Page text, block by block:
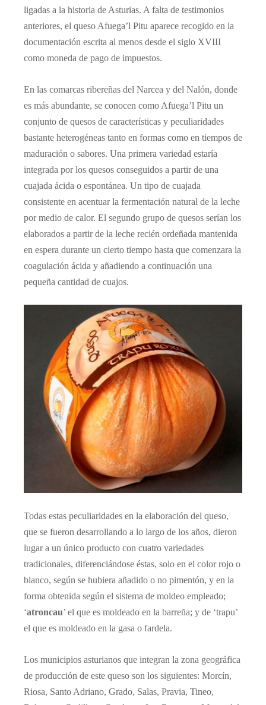
ligadas a la historia de Asturias. A falta de testimonios
anteriores, el queso Afuega’l Pitu aparece recogido en la
documentación escrita al menos desde el siglo XVIII
como moneda de pago de impuestos.
En las comarcas ribereñas del Narcea y del Nalón, donde
es más abundante, se conocen como Afuega’l Pitu un
conjunto de quesos de características y peculiaridades
bastante heterogéneas tanto en formas como en tiempos de
maduración o sabores. Una primera variedad estaría
integrada por los quesos conseguidos a partir de una
cuajada ácida o espontánea. Un tipo de cuajada
consistente en acentuar la fermentación natural de la leche
por medio de calor. El segundo grupo de quesos serían los
elaborados a partir de la leche recién ordeñada mantenida
en espera durante un cierto tiempo hasta que comenzara la
coagulación ácida y añadiendo a continuación una
pequeña cantidad de cuajos.
Todas estas peculiaridades en la elaboración del queso,
que se fueron desarrollando a lo largo de los años, dieron
lugar a un único producto con cuatro variedades
tradicionales, diferenciándose éstas, solo en el color rojo o
blanco, según se hubiera añadido o no pimentón, y en la
forma obtenida según el sistema de moldeo empleado;
‘atroncau’ el que es moldeado en la barreña; y de ‘trapu’
el que es moldeado en la gasa o fardela.
Los municipios asturianos que integran la zona geográfica
de producción de este queso son los siguientes: Morcín,
Riosa, Santo Adriano, Grado, Salas, Pravia, Tineo,